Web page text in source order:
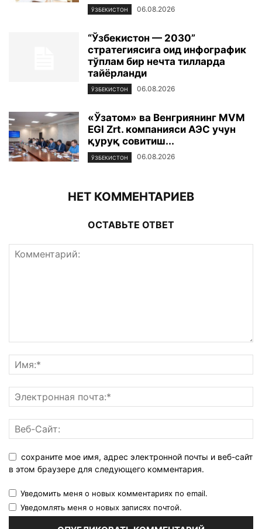
ЎЗБЕКИСТОН 06.08.2026
“Ўзбекистон — 2030”
стратегиясига оид инфографик
тўплам бир нечта тилларда
тайёрланди
ЎЗБЕКИСТОН 06.08.2026
«Ўзатом» ва Венгриянинг MVM
EGI Zrt. компанияси АЭС учун
қуруқ совитиш...
ЎЗБЕКИСТОН 06.08.2026
НЕТ КОММЕНТАРИЕВ
ОСТАВЬТЕ ОТВЕТ
сохраните мое имя, адрес электронной почты и веб-сайт
в этом браузере для следующего комментария.
Уведомить меня о новых комментариях по email.
Уведомлять меня о новых записях почтой.